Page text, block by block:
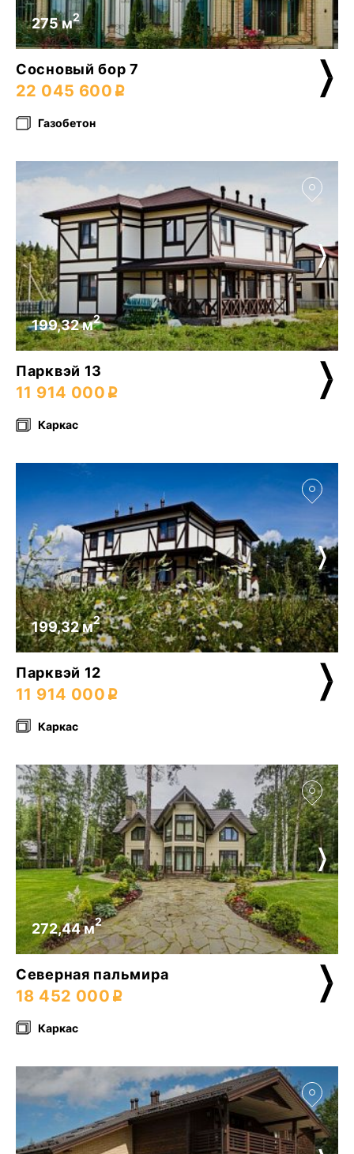
275 м2
Сосновый бор 7
22 045 600
Газобетон
199,32 м2
Парквэй 13
11 914 000
Каркас
199,32 м2
Парквэй 12
11 914 000
Каркас
272,44 м2
Северная пальмира
18 452 000
Каркас